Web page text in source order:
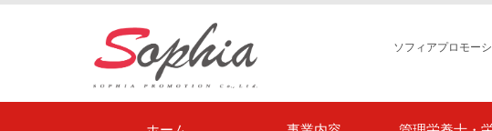
ソフィアプロモー